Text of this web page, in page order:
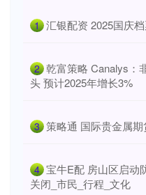
1 汇银配资 2025国庆
2 乾富策略 Canalys：
头 预计2025年增长3%
3 策略通 国际贵金属
4 宝牛E配 房山区启动
关闭_市民_行程_文化